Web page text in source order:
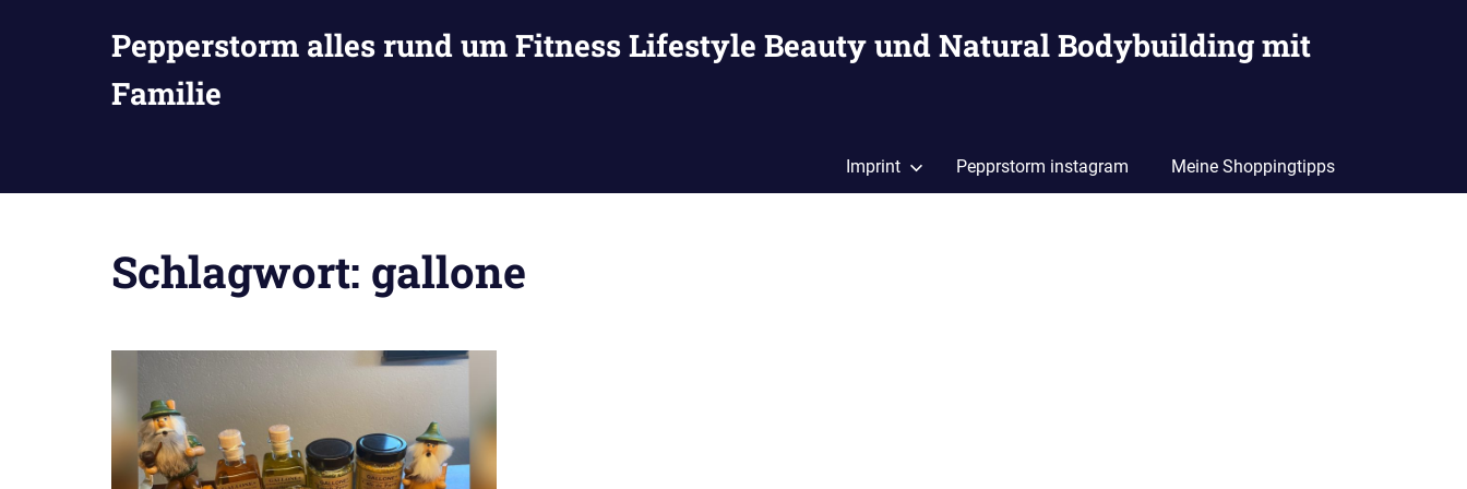
Pepperstorm alles rund um Fitness Lifestyle Beauty und Natural Bodybuilding mit
Familie
Imprint Pepprstorm instagram Meine Shoppingtipps
Schlagwort: gallone